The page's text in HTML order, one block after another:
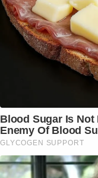
Blood Sugar Is Not
Enemy Of Blood
GLYCOGEN SUPPORT